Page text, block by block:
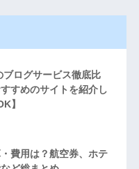
ブログサービス徹底比
すめのサイトを紹介し
】
費用は？航空券、ホテ